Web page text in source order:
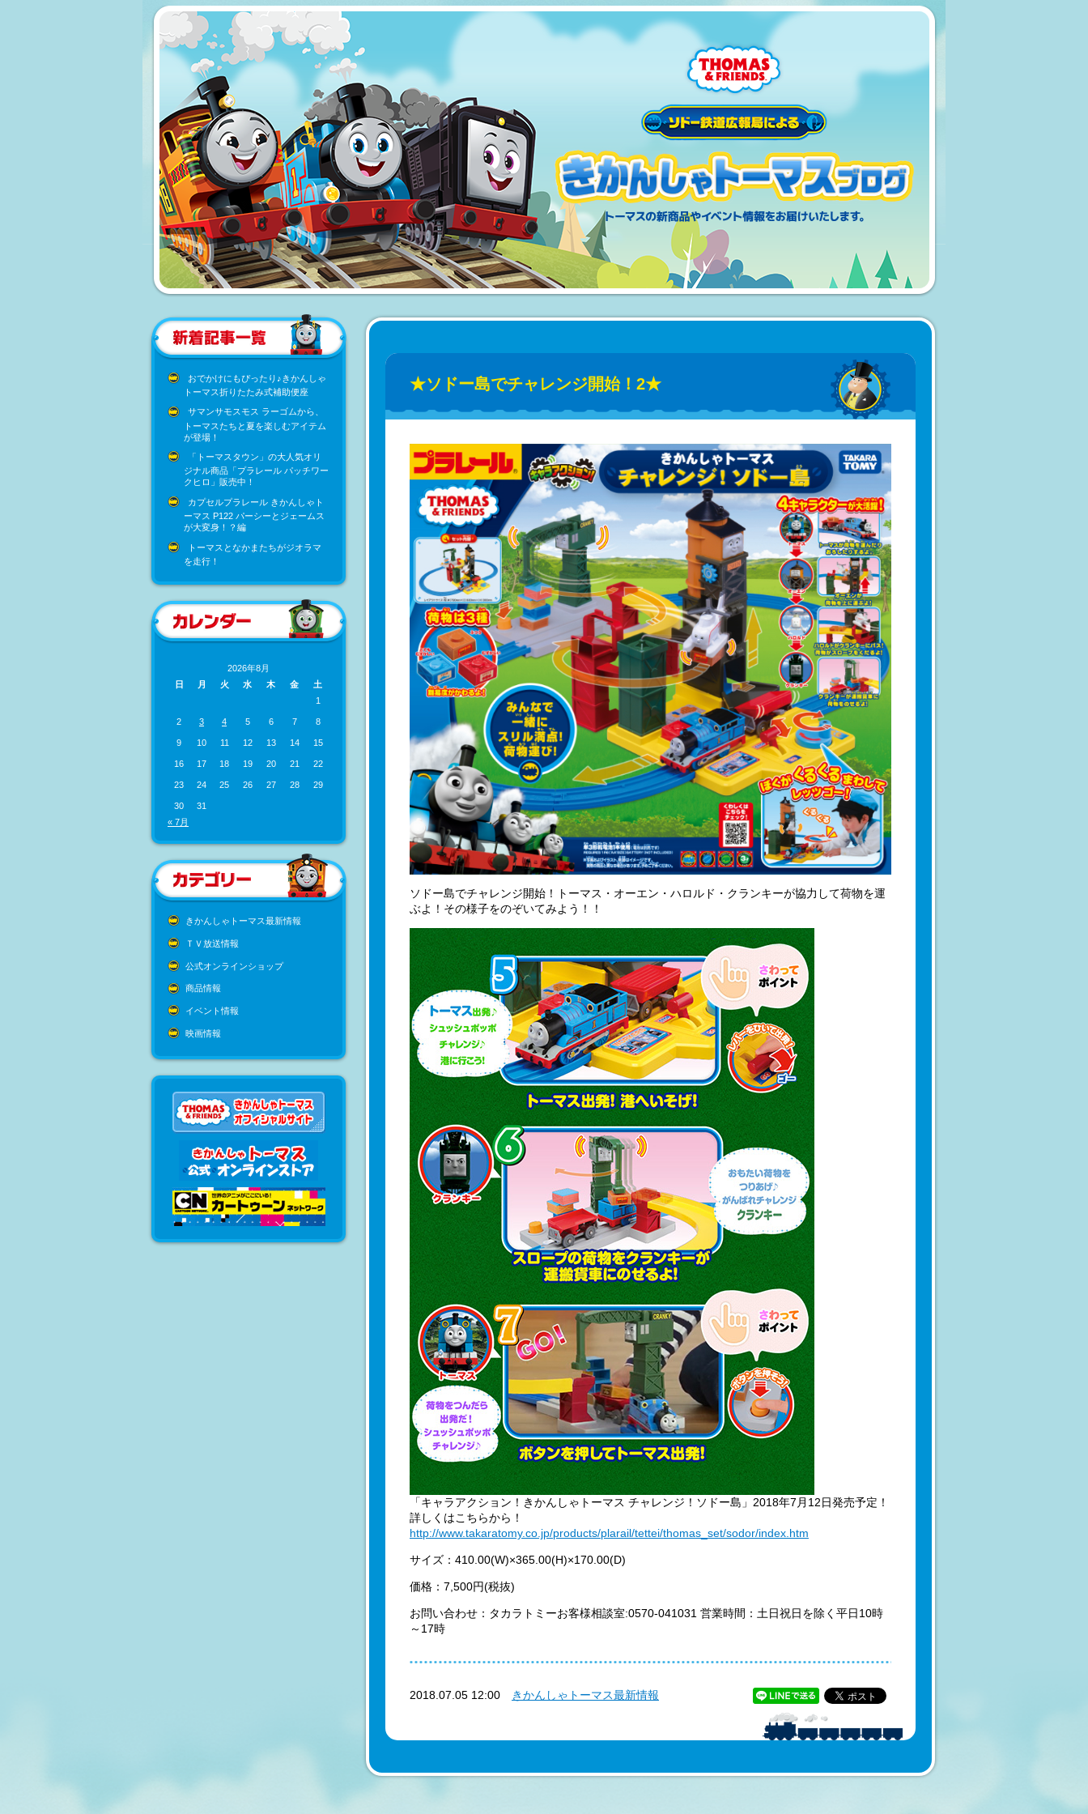
おでかけにもぴったり♪きかんしゃ
トーマス折りたたみ式補助便座
サマンサモスモス ラーゴムから、
トーマスたちと夏を楽しむアイテム
が登場！
「トーマスタウン」の大人気オリ
ジナル商品「プラレール パッチワー
クヒロ」販売中！
カプセルプラレール きかんしゃト
ーマス P122 パーシーとジェームス
が大変身！？編
トーマスとなかまたちがジオラマ
を走行！
2026年8月
日
月 火 水 木 金
土
1
2 3 4 5 6 7 8
9 10 11 12 13 14 15
16 17 18 19 20 21 22
23 24 25 26 27 28 29
30
31
« 7月
きかんしゃトーマス最新情報
ＴＶ放送情報
公式オンラインショップ
商品情報
イベント情報
映画情報
★ソドー島でチャレンジ開始！2★
ソドー島でチャレンジ開始！トーマス・オーエン・ハロルド・クランキーが協力して荷物を運
ぶよ！その様子をのぞいてみよう！！
「キャラアクション！きかんしゃトーマス チャレンジ！ソドー島」2018年7月12日発売予定！
詳しくはこちらから！
http://www.takaratomy.co.jp/products/plarail/tettei/thomas_set/sodor/index.htm
サイズ：410.00(W)×365.00(H)×170.00(D)
価格：7,500円(税抜)
お問い合わせ：タカラトミーお客様相談室:0570-041031 営業時間：土日祝日を除く平日10時
～17時
2018.07.05 12:00 きかんしゃトーマス最新情報